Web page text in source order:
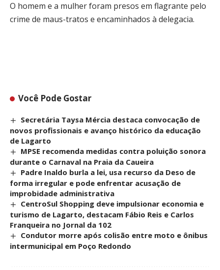
O homem e a mulher foram presos em flagrante pelo
crime de maus-tratos e encaminhados à delegacia.
Você Pode Gostar
Secretária Taysa Mércia destaca convocação de
novos profissionais e avanço histórico da educação
de Lagarto
MPSE recomenda medidas contra poluição sonora
durante o Carnaval na Praia da Caueira
Padre Inaldo burla a lei, usa recurso da Deso de
forma irregular e pode enfrentar acusação de
improbidade administrativa
CentroSul Shopping deve impulsionar economia e
turismo de Lagarto, destacam Fábio Reis e Carlos
Franqueira no Jornal da 102
Condutor morre após colisão entre moto e ônibus
intermunicipal em Poço Redondo